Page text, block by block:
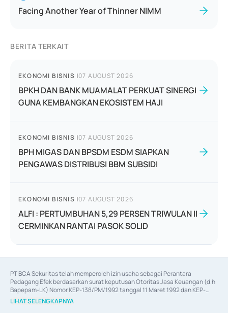
Facing Another Year of Thinner NIMM
BERITA TERKAIT
EKONOMI BISNIS |07 AUGUST 2026
BPKH DAN BANK MUAMALAT PERKUAT SINERGI
GUNA KEMBANGKAN EKOSISTEM HAJI
EKONOMI BISNIS |07 AUGUST 2026
BPH MIGAS DAN BPSDM ESDM SIAPKAN
PENGAWAS DISTRIBUSI BBM SUBSIDI
EKONOMI BISNIS |07 AUGUST 2026
ALFI : PERTUMBUHAN 5,29 PERSEN TRIWULAN II
CERMINKAN RANTAI PASOK SOLID
PT BCA Sekuritas telah memperoleh izin usaha sebagai Perantara
Pedagang Efek berdasarkan surat keputusan Otoritas Jasa Keuangan (d.h
Bapepam-LK) Nomor KEP-138/PM/1992 tanggal 11 Maret 1992 dan KEP-
06/D.04/2014 tanggal 28 Februari 2014, izin usaha sebagai Penjamin Emisi
Efek berdasarkan surat keputusan Otoritas Jasa Keuangan Nomor KEP-
LIHAT SELENGKAPNYA